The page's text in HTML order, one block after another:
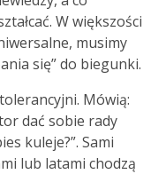
W większości
musimy
się” do biegunki.
Mówią:
dać sobie rady
kuleje?”. Sami
lub latami chodzą